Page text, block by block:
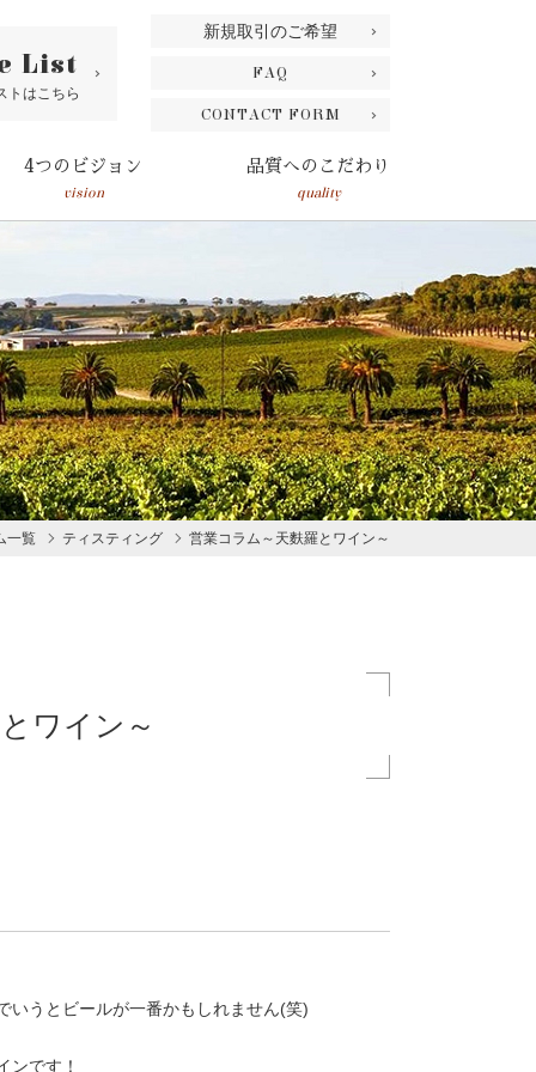
List
トはこちら
新規取引のご希望
FAQ
CONTACT FORM
4つのビジョン
vision
品質へのこだわり
quality
一覧 ティスティング 営業コラム～天麩羅とワイン～
ワイン～
いうとビールが一番かもしれません(笑)
ンです！